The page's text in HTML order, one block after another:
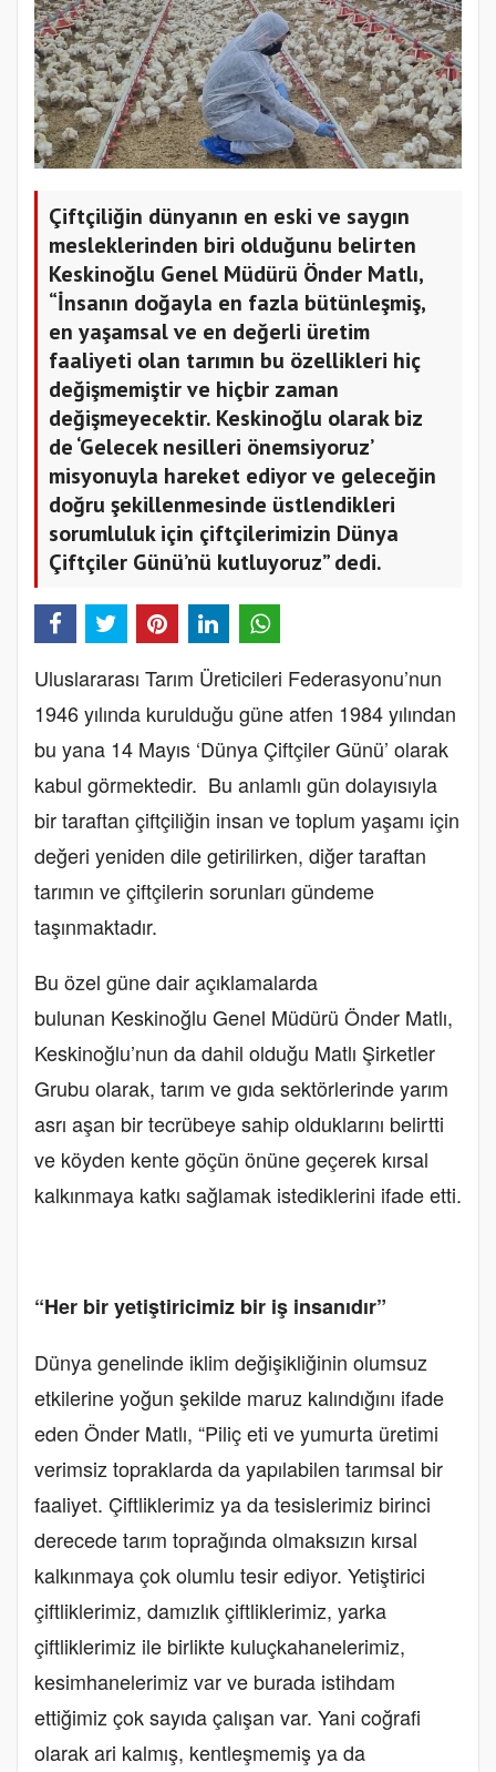
Çiftçiliğin dünyanın en eski ve saygın
mesleklerinden biri olduğunu belirten
Keskinoğlu Genel Müdürü Önder Matlı,
“İnsanın doğayla en fazla bütünleşmiş,
en yaşamsal ve en değerli üretim
faaliyeti olan tarımın bu özellikleri hiç
değişmemiştir ve hiçbir zaman
değişmeyecektir. Keskinoğlu olarak biz
de ‘Gelecek nesilleri önemsiyoruz’
misyonuyla hareket ediyor ve geleceğin
doğru şekillenmesinde üstlendikleri
sorumluluk için çiftçilerimizin Dünya
Çiftçiler Günü’nü kutluyoruz” dedi.
Uluslararası Tarım Üreticileri Federasyonu’nun
1946 yılında kurulduğu güne atfen 1984 yılından
bu yana 14 Mayıs ‘Dünya Çiftçiler Günü’ olarak
kabul görmektedir. Bu anlamlı gün dolayısıyla
bir taraftan çiftçiliğin insan ve toplum yaşamı için
değeri yeniden dile getirilirken, diğer taraftan
tarımın ve çiftçilerin sorunları gündeme
taşınmaktadır.
Bu özel güne dair açıklamalarda
bulunan Keskinoğlu Genel Müdürü Önder Matlı,
Keskinoğlu’nun da dahil olduğu Matlı Şirketler
Grubu olarak, tarım ve gıda sektörlerinde yarım
asrı aşan bir tecrübeye sahip olduklarını belirtti
ve köyden kente göçün önüne geçerek kırsal
kalkınmaya katkı sağlamak istediklerini ifade etti.
“Her bir yetiştiricimiz bir iş insanıdır”
Dünya genelinde iklim değişikliğinin olumsuz
etkilerine yoğun şekilde maruz kalındığını ifade
eden Önder Matlı, “Piliç eti ve yumurta üretimi
verimsiz topraklarda da yapılabilen tarımsal bir
faaliyet. Çiftliklerimiz ya da tesislerimiz birinci
derecede tarım toprağında olmaksızın kırsal
kalkınmaya çok olumlu tesir ediyor. Yetiştirici
çiftliklerimiz, damızlık çiftliklerimiz, yarka
çiftliklerimiz ile birlikte kuluçkahanelerimiz,
kesimhanelerimiz var ve burada istihdam
ettiğimiz çok sayıda çalışan var. Yani coğrafi
olarak ari kalmış, kentleşmemiş ya da